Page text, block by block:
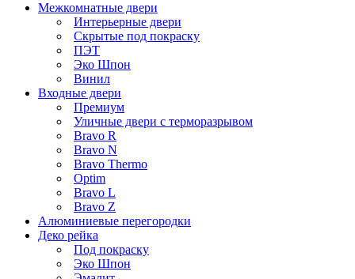
Межкомнатные двери
Интерьерные двери
Скрытые под покраску
ПЭТ
Эко Шпон
Винил
Входные двери
Премиум
Уличные двери с терморазрывом
Bravo R
Bravo N
Bravo Thermo
Optim
Bravo L
Bravo Z
Алюминиевые перегородки
Деко рейка
Под покраску
Эко Шпон